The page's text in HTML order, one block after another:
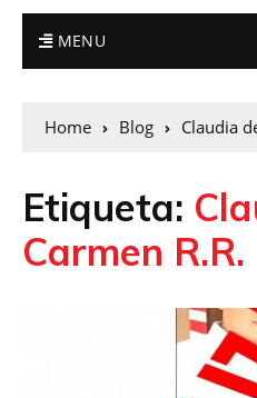
MENU
Home Blog Claudia
Etiqueta:
Carmen R.R.